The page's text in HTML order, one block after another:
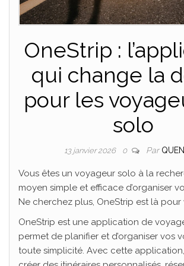
OneStrip :
qui change la
pour les
solo
13 janvier 2026 0 Par
Vous êtes un voyageur solo à la
moyen simple et efficace d’organiser
Ne cherchez plus, OneStrip est là pour
OneStrip est une application de
permet de planifier et d’organiser vos
toute simplicité. Avec cette